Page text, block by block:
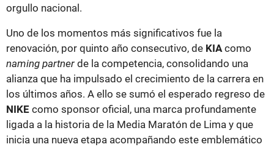
orgullo nacional.
Uno de los momentos más significativos fue la
renovación, por quinto año consecutivo, de KIAcomo
naming partner de la competencia, consolidando una
alianza que ha impulsado el crecimiento de la carrera en
los últimos años. A ello se sumó el esperado regreso de
NIKE como sponsor oficial, una marca profundamente
ligada a la historia de la Media Maratón de Lima y que
inicia una nueva etapa acompañando este emblemático